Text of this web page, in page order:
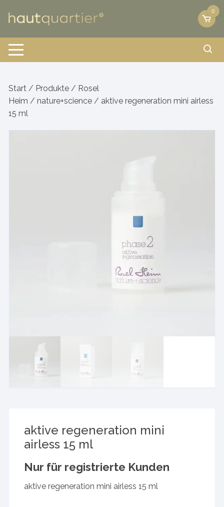
Inhalt
0
Start / Produkte / Rosel
Heim /nature+science / aktive regeneration mini airless
15 ml
aktive regeneration mini
airless 15 ml
Nur für registrierte Kunden
aktive regeneration mini airless 15 ml